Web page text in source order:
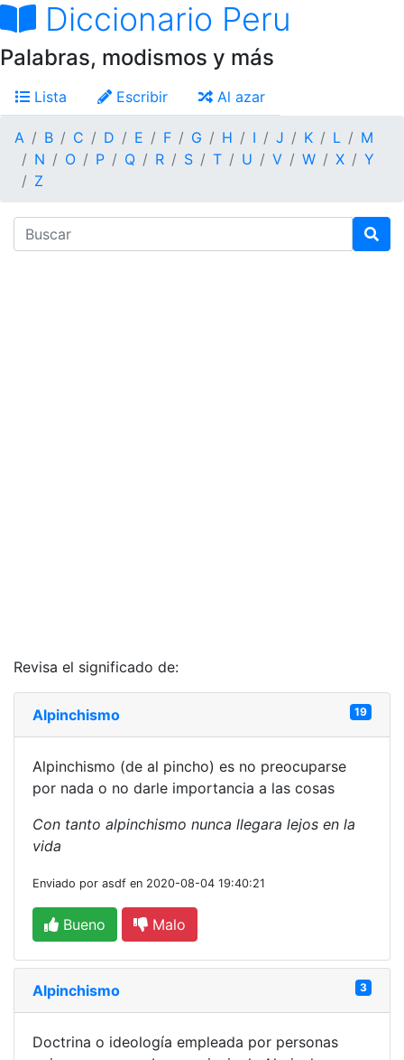
Diccionario Peru
Palabras, modismos y más
Lista Escribir Al azar
A B C D E F G H I J K L
M
N
O P Q R S T U V W X
Y
Z
Revisa el significado de:
Alpinchismo 19
Alpinchismo (de al pincho) es no preocuparse
por nada o no darle importancia a las cosas
Con tanto alpinchismo nunca llegara lejos en la
vida
Enviado por asdf en 2020-08-04 19:40:21
Bueno Malo
Alpinchismo 3
Doctrina o ideología empleada por personas